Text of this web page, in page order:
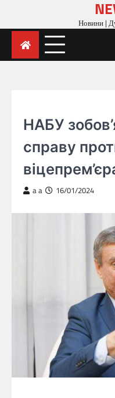
content
Новини |
НАБУ
справу
a a 16/01/2024